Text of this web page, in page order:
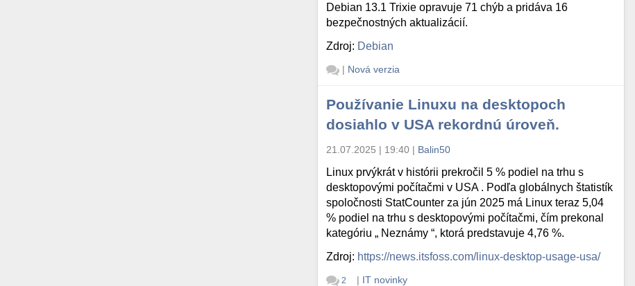
Debian 13.1 Trixie opravuje 71 chýb a pridáva 16
bezpečnostných aktualizácií.
Zdroj: Debian
| Nová verzia
Používanie Linuxu na desktopoch
dosiahlo v USA rekordnú úroveň.
21.07.2025 | 19:40 | Balin50
Linux prvýkrát v histórii prekročil 5 % podiel na trhu s
desktopovými počítačmi v USA . Podľa globálnych štatistík
spoločnosti StatCounter za jún 2025 má Linux teraz 5,04
% podiel na trhu s desktopovými počítačmi, čím prekonal
kategóriu „ Neznámy “, ktorá predstavuje 4,76 %.
Zdroj: https://news.itsfoss.com/linux-desktop-usage-usa/
2 | IT novinky